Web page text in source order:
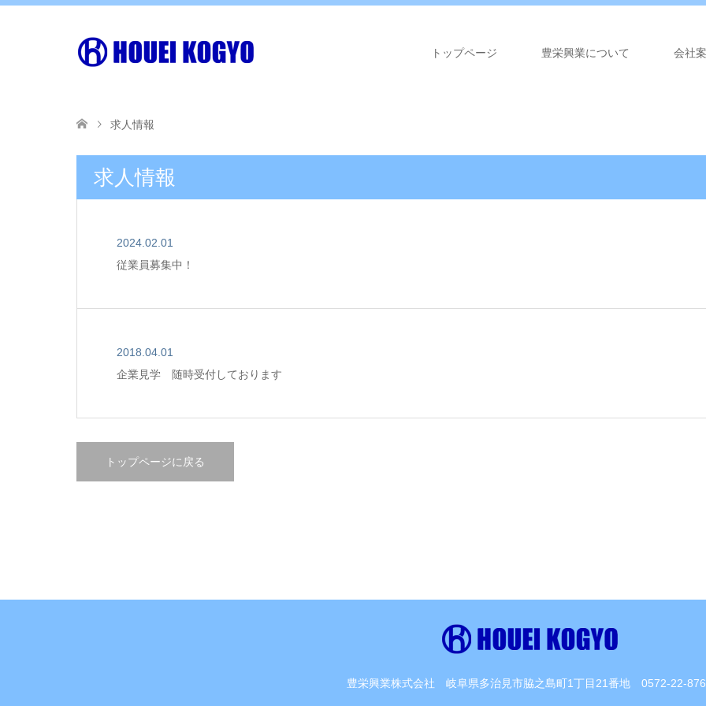
トップページ 豊栄興業について 会社
求人情報
求人情報
2024.02.01
従業員募集中！
2018.04.01
企業見学 随時受付しております
トップページに戻る
豊栄興業株式会社 岐阜県多治見市脇之島町1丁目21番地 0572-22-